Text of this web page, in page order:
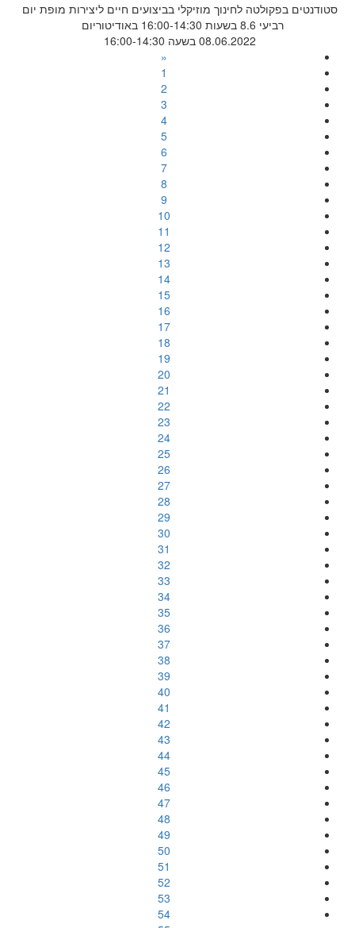
סטודנטים בפקולטה לחינוך מוזיקלי בביצועים חיים ליצירות מופת יום
רביעי 8.6 בשעות 16:00-14:30 באודיטוריום
08.06.2022 בשעה 16:00-14:30
«
1
2
3
4
5
6
7
8
9
10
11
12
13
14
15
16
17
18
19
20
21
22
23
24
25
26
27
28
29
30
31
32
33
34
35
36
37
38
39
40
41
42
43
44
45
46
47
48
49
50
51
52
53
54